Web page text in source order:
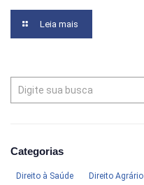
Leia mais
Categorias
Direito à Saúde Direito Agrário